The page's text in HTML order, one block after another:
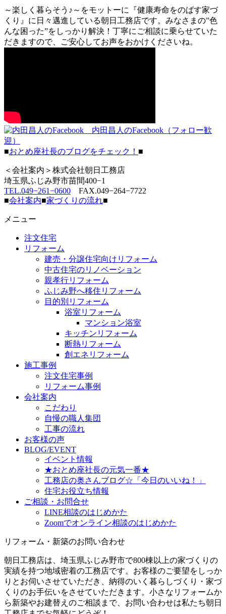
～楽しく暮らそう♪～をモットーに『健康寿命をのばす家づ
くり』に日々邁進している朝日工務店です。みなさまの”色
んな困った”をしっかり解決！丁寧にご相談に乗らせていた
だきますので、ご安心してお声をおかけくださいね。
内田昌人のFacebook（フォロー歓
迎）
■おとめ座社長のブログをチェック！ ■
＜会社案内＞株式会社朝日工務店
埼玉県ふじみ野市苗間400−1
TEL.049−261−0600 FAX.049−264−7722
■会社案内■家づくりの流れ■
メニュー
注文住宅
リフォーム
建売・分譲住宅向けリフォーム
中古住宅のリノベーション
親孝行リフォーム
ふじみ野へ移住リフォーム
目的別リフォーム
浴室リフォーム
マンション浴室
キッチンリフォーム
断熱リフォーム
創エネリフォーム
施工事例
注文住宅事例
リフォーム事例
会社案内
こだわり
自慢の職人集団
工事の流れ
お客様の声
BLOG/EVENT
イベント情報
★おとめ座社長の元気一番★
工務店の奥さんブログ☆「今日のいいね！」
住宅お役立ち情報
ご相談・お問合せ
LINE相談のはじめかた
Zoomでオンライン相談のはじめかた
リフォーム・新築のお問い合わせ
朝日工務店は、埼玉県ふじみ野市で800棟以上の家づくりの
実績を持つ地域密着の工務店です。お客様のご要望をしっか
りとお伺いさせていただき、納得のいく暮らしづくり・家づ
くりのお手伝いをさせていただきます。小さなリフォームか
ら新築やお建替えのご相談まで、お問い合わせは私たち朝日